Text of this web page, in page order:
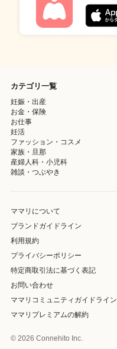
カテゴリ一覧
妊娠・出産
お金・保険
お仕事
妊活
ファッション・コスメ
家族・旦那
産婦人科・小児科
雑談・つぶやき
ママリについて
ブランドガイドライン
利用規約
プライバシーポリシー
特定商取引法に基づく表記
お問い合わせ
ママリコミュニティガイドライン
ママリプレミアムの解約
© 2026 Connehito Inc.